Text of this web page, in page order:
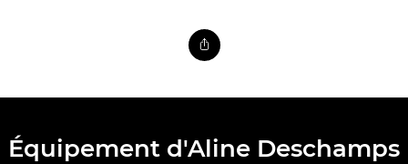
Équipement d'Aline Deschamps